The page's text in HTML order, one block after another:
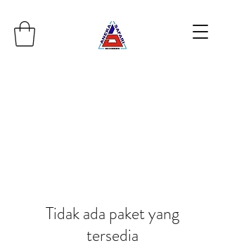
Tidak ada paket yang
tersedia